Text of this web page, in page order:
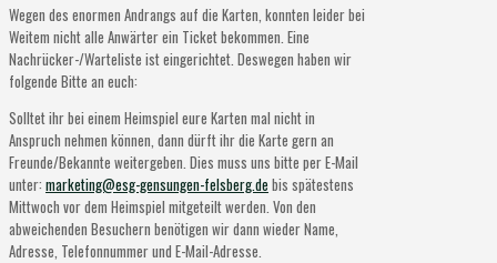
Wegen des enormen Andrangs auf die Karten, konnten leider bei
Weitem nicht alle Anwärter ein Ticket bekommen. Eine
Nachrücker-/Warteliste ist eingerichtet. Deswegen haben wir
folgende Bitte an euch:
Solltet ihr bei einem Heimspiel eure Karten mal nicht in
Anspruch nehmen können, dann dürft ihr die Karte gern an
Freunde/Bekannte weitergeben. Dies muss uns bitte per E-Mail
unter: marketing@esg-gensungen-felsberg.de bis spätestens
Mittwoch vor dem Heimspiel mitgeteilt werden. Von den
abweichenden Besuchern benötigen wir dann wieder Name,
Adresse, Telefonnummer und E-Mail-Adresse.